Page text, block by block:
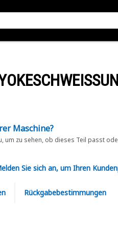
Maschine?
um zu sehen, ob dieses Teil passt
Sie sich an, um Ihren
Rückgabebestimmungen